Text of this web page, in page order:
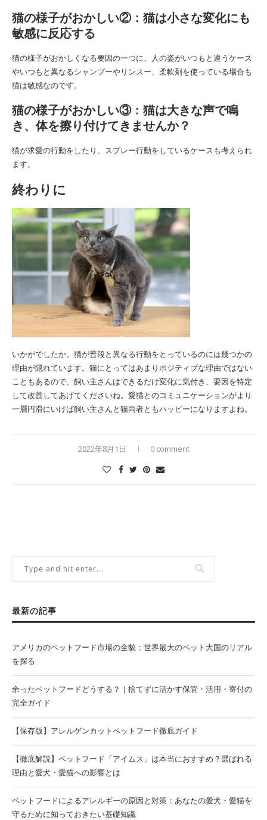
猫の様子がおかしい②：猫は小さな変化にも
敏感に反応する
猫の様子がおかしくなる要因の一つに、人の姿がいつもと違うケース
やいつもと異なるシャンプーやリンスー、柔軟剤を使っている場合も
猫は敏感なのです。
猫の様子がおかしい③：猫は大きな声で鳴
き、体を擦り付けてきませんか？
猫が求愛の行動をしたり、スプレー行動をしているケースも考えられ
ます。
終わりに
いかがでしたか。猫が普段と異なる行動をとっているのには幾つかの
理由が隠れています。猫にとってはあまりポジティブな理由ではない
こともあるので、飼い主さんはできるだけ変化に気付き、要因を特定
して改善してあげてくださいね。愛猫とのコミュニケーションがより
一層円滑にいけば飼い主さんと猫両者ともハッピーになりますよね。
2022年8月1日 0 comment
最新の記事
アメリカのペットフード市場の全貌：世界最大のペット大国のリアル
を探る
余ったペットフードどうする？｜捨てずに活かす保管・活用・寄付の
完全ガイド
【保存版】アレルゲンカットペットフード徹底ガイド
【徹底解説】ペットフード「アイムス」は本当におすすめ？選ばれる
理由と愛犬・愛猫への影響とは
ペットフードによるアレルギーの原因と対策：あなたの愛犬・愛猫を
守るために知っておきたい基礎知識